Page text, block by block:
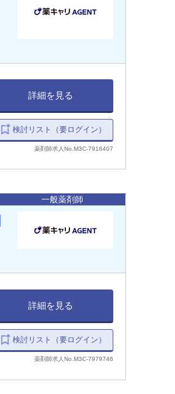
詳細を見る
検討リスト（要ログイン）
薬剤師求人No.M3C-7916407
一般薬剤師
詳細を見る
検討リスト（要ログイン）
薬剤師求人No.M3C-7979746